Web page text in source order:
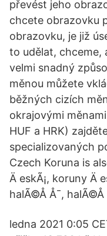
převést jeho
chcete obrazovku
obrazovku, je již
to udělat, chceme,
velmi snadný
měnou můžete
běžných cizích
okrajovými měnami
HUF a HRK)
specializovaných
Czech Koruna is
Ä eskÃ¡, koruny Ä
halÃ©Å Å¯,
ledna 2021 0:05